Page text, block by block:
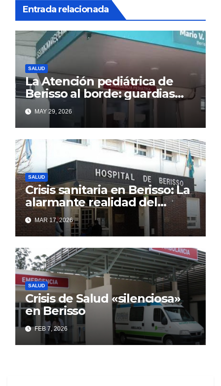
Entrada relacionada
SALUD
La Atención pediátrica de
Berisso al borde: guardias
saturadas por la alta
demanda
MAY 29, 2026
SALUD
Crisis sanitaria en Berisso: La
alarmante realidad del
Hospital Larraín que el
discurso oficial intenta
ocultar
MAR 17, 2026
SALUD
Crisis de Salud «silenciosa»
en Berisso
FEB 7, 2026